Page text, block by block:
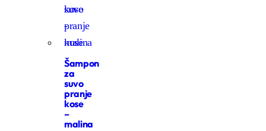
Šampon
za
suvo
pranje
kose
–
malina